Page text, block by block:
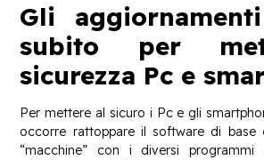
Gli
subito per
sicurezza Pc e
Per mettere al sicuro i Pc e gli
occorre rattoppare il software di base
“macchine” con i diversi programmi